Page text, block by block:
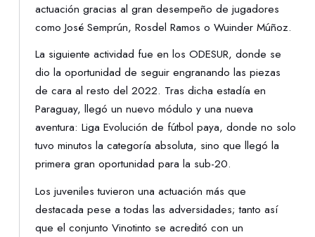
actuación gracias al gran desempeño de jugadores
como José Semprún, Rosdel Ramos o Wuinder Múñoz.
La siguiente actividad fue en los ODESUR, donde se
dio la oportunidad de seguir engranando las piezas
de cara al resto del 2022. Tras dicha estadía en
Paraguay, llegó un nuevo módulo y una nueva
aventura: Liga Evolución de fútbol paya, donde no solo
tuvo minutos la categoría absoluta, sino que llegó la
primera gran oportunidad para la sub-20.
Los juveniles tuvieron una actuación más que
destacada pese a todas las adversidades; tanto así
que el conjunto Vinotinto se acreditó con un